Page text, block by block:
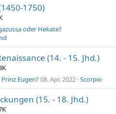
1750)
oder Hekate?
(14. - 15. Jhd.)
Eugen?08. Apr. 2022 Scorpio
(15. - 18. Jhd.)